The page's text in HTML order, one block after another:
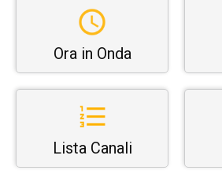
Ora in Onda
Lista Canali